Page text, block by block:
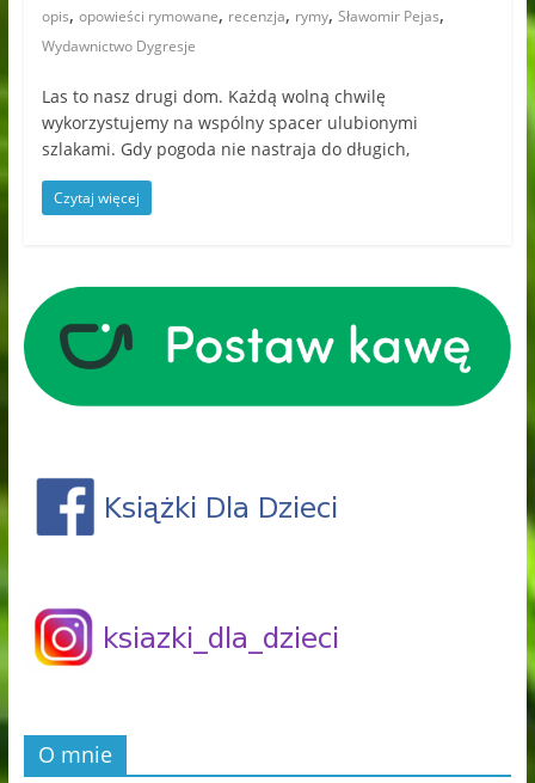
opis, opowieści rymowane, recenzja, rymy, Sławomir Pejas,
Wydawnictwo Dygresje
Las to nasz drugi dom. Każdą wolną chwilę
wykorzystujemy na wspólny spacer ulubionymi
szlakami. Gdy pogoda nie nastraja do długich,
Czytaj więcej
O mnie